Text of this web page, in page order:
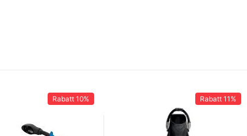
Rabatt 10% Rabatt 11%